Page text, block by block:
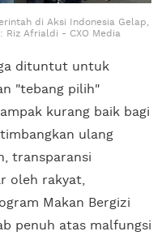
di Aksi Indonesia Gelap,
Riz Afrialdi - CXO Media
dituntut untuk
"tebang pilih"
kurang baik bagi
ulang
transparansi
oleh rakyat,
Makan Bergizi
penuh atas malfungsi